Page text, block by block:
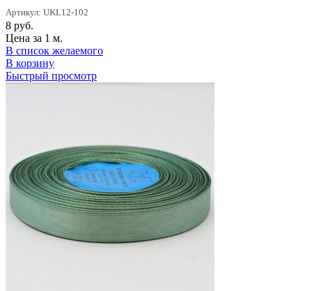
Артикул: UKL12-102
8 руб.
Цена за 1 м.
В список желаемого
В корзину
Быстрый просмотр